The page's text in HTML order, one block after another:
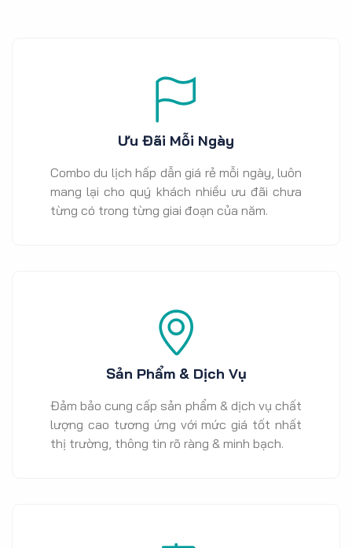
Ưu Đãi Mỗi Ngày
Combo du lịch hấp dẫn giá rẻ mỗi ngày, luôn
mang lại cho quý khách nhiều ưu đãi chưa
từng có trong từng giai đoạn của năm.
Sản Phẩm & Dịch Vụ
Đảm bảo cung cấp sản phẩm & dịch vụ chất
lượng cao tương ứng với mức giá tốt nhất
thị trường, thông tin rõ ràng & minh bạch.